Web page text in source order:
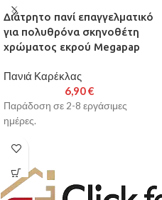
Διάτρητο πανί επαγγελματικό
για πολυθρόνα σκηνοθέτη
χρώματος εκρού Megapap
Πανιά Καρέκλας
6,90€
Παράδοση σε 2-8 εργάσιμες
ημέρες.